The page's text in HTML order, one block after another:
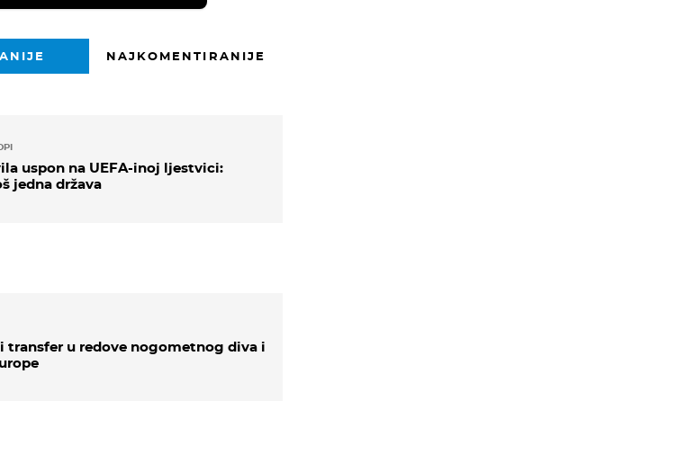
NAJKOMENTIRANIJE
uspon na UEFA-inoj ljestvici:
jedna država
transfer u redove nogometnog diva i